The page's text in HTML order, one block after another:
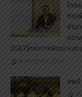
โคร
การ
สาม
ควา
2567โครงการพัฒนาเเล
8 กรกฎาคม, 2024
สพป
8